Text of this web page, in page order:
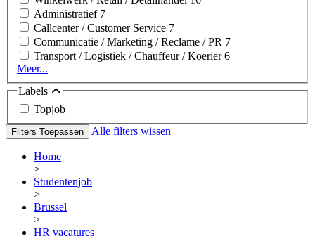
Administratief 7
Callcenter / Customer Service 7
Communicatie / Marketing / Reclame / PR 7
Transport / Logistiek / Chauffeur / Koerier6
Meer...
Labels
Topjob
Filters Toepassen Alle filters wissen
Home
>
Studentenjob
>
Brussel
>
HR vacatures